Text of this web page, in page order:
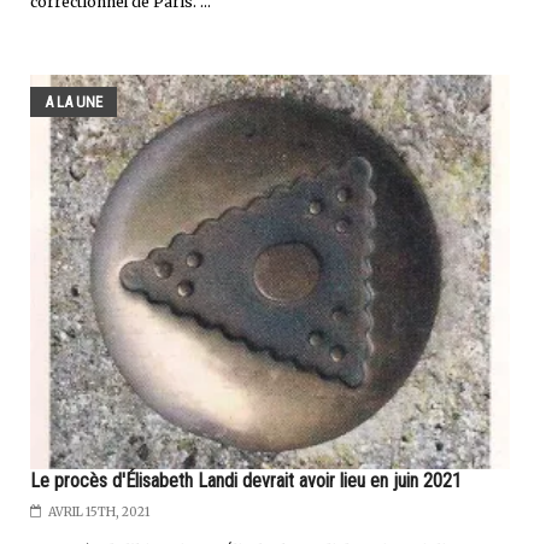
A LA UNE
Le procès d'Élisabeth Landi devrait avoir lieu en juin 2021
AVRIL 15TH, 2021